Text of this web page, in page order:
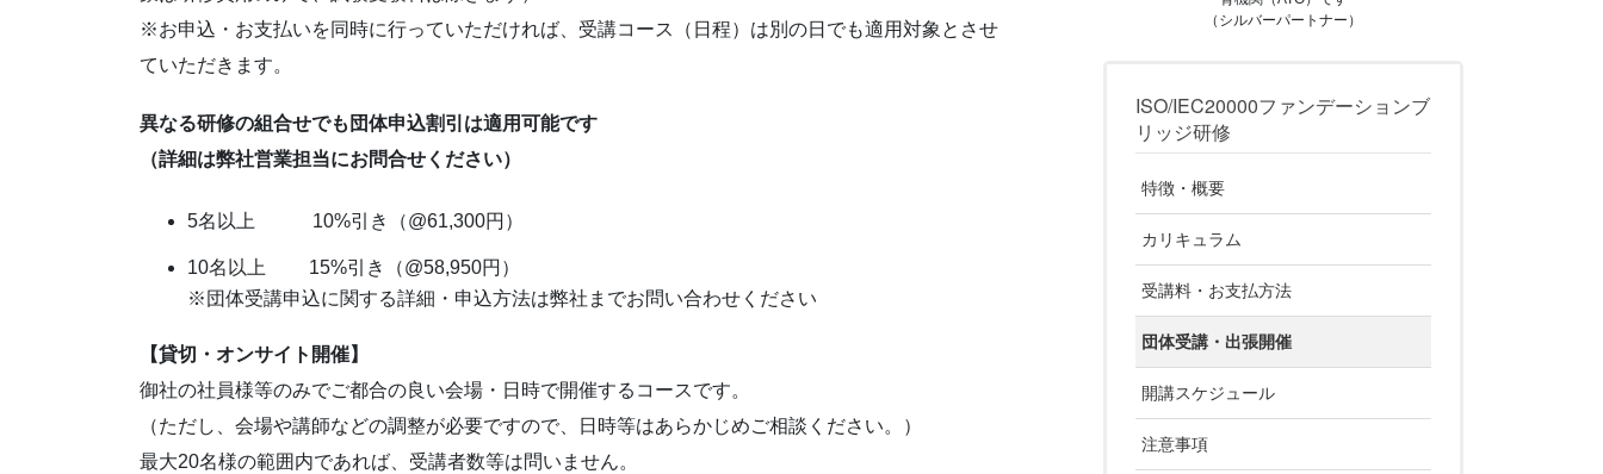
※お申込・お支払いを同時に行っていただければ、受講コース（日程）は別の日でも適用対象とさせ
ていただきます。
異なる研修の組合せでも団体申込割引は適用可能です
（詳細は弊社営業担当にお問合せください）
5名以上 10%引き（@61,300円）
10名以上 15%引き（@58,950円）
※団体受講申込に関する詳細・申込方法は弊社までお問い合わせください
【貸切・オンサイト開催】
御社の社員様等のみでご都合の良い会場・日時で開催するコースです。
（ただし、会場や講師などの調整が必要ですので、日時等はあらかじめご相談ください。）
最大20名様の範囲内であれば、受講者数等は問いません。
（シルバーパートナー）
ISO/IEC20000ファンデーションブ
リッジ研修
特徴・概要
カリキュラム
受講料・お支払方法
団体受講・出張開催
開講スケジュール
注意事項